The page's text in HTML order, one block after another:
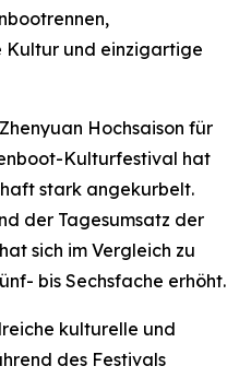
und einzigartige
Hochsaison für
Kulturfestival hat
stark angekurbelt.
der Tagesumsatz der
sich im Vergleich zu
bis Sechsfache erhöht.
kulturelle und
des Festivals